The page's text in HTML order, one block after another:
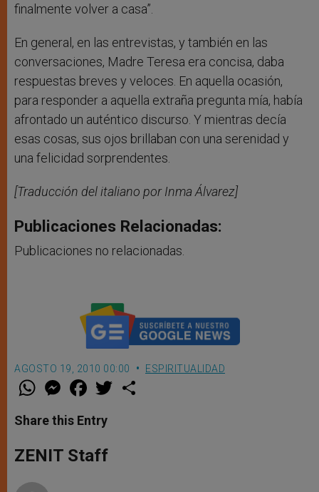
finalmente volver a casa”.
En general, en las entrevistas, y también en las
conversaciones, Madre Teresa era concisa, daba
respuestas breves y veloces. En aquella ocasión,
para responder a aquella extraña pregunta mía, había
afrontado un auténtico discurso. Y mientras decía
esas cosas, sus ojos brillaban con una serenidad y
una felicidad sorprendentes.
[Traducción del italiano por Inma Álvarez]
Publicaciones Relacionadas:
Publicaciones no relacionadas.
AGOSTO 19, 2010 00:00 ESPIRITUALIDAD
W
t
s
p
p
M
e
s
e
g
e
F
a
e
b
o
k
w
Share this Entry
ZENIT Staff